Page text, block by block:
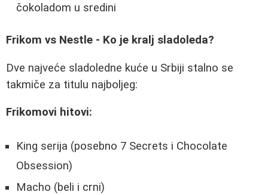
čokoladom u sredini
Frikom vs Nestle - Ko je kralj sladoleda?
Dve najveće sladoledne kuće u Srbiji stalno se
takmiče za titulu najboljeg:
Frikomovi hitovi:
King serija (posebno 7 Secrets i Chocolate
Obsession)
Macho (beli i crni)